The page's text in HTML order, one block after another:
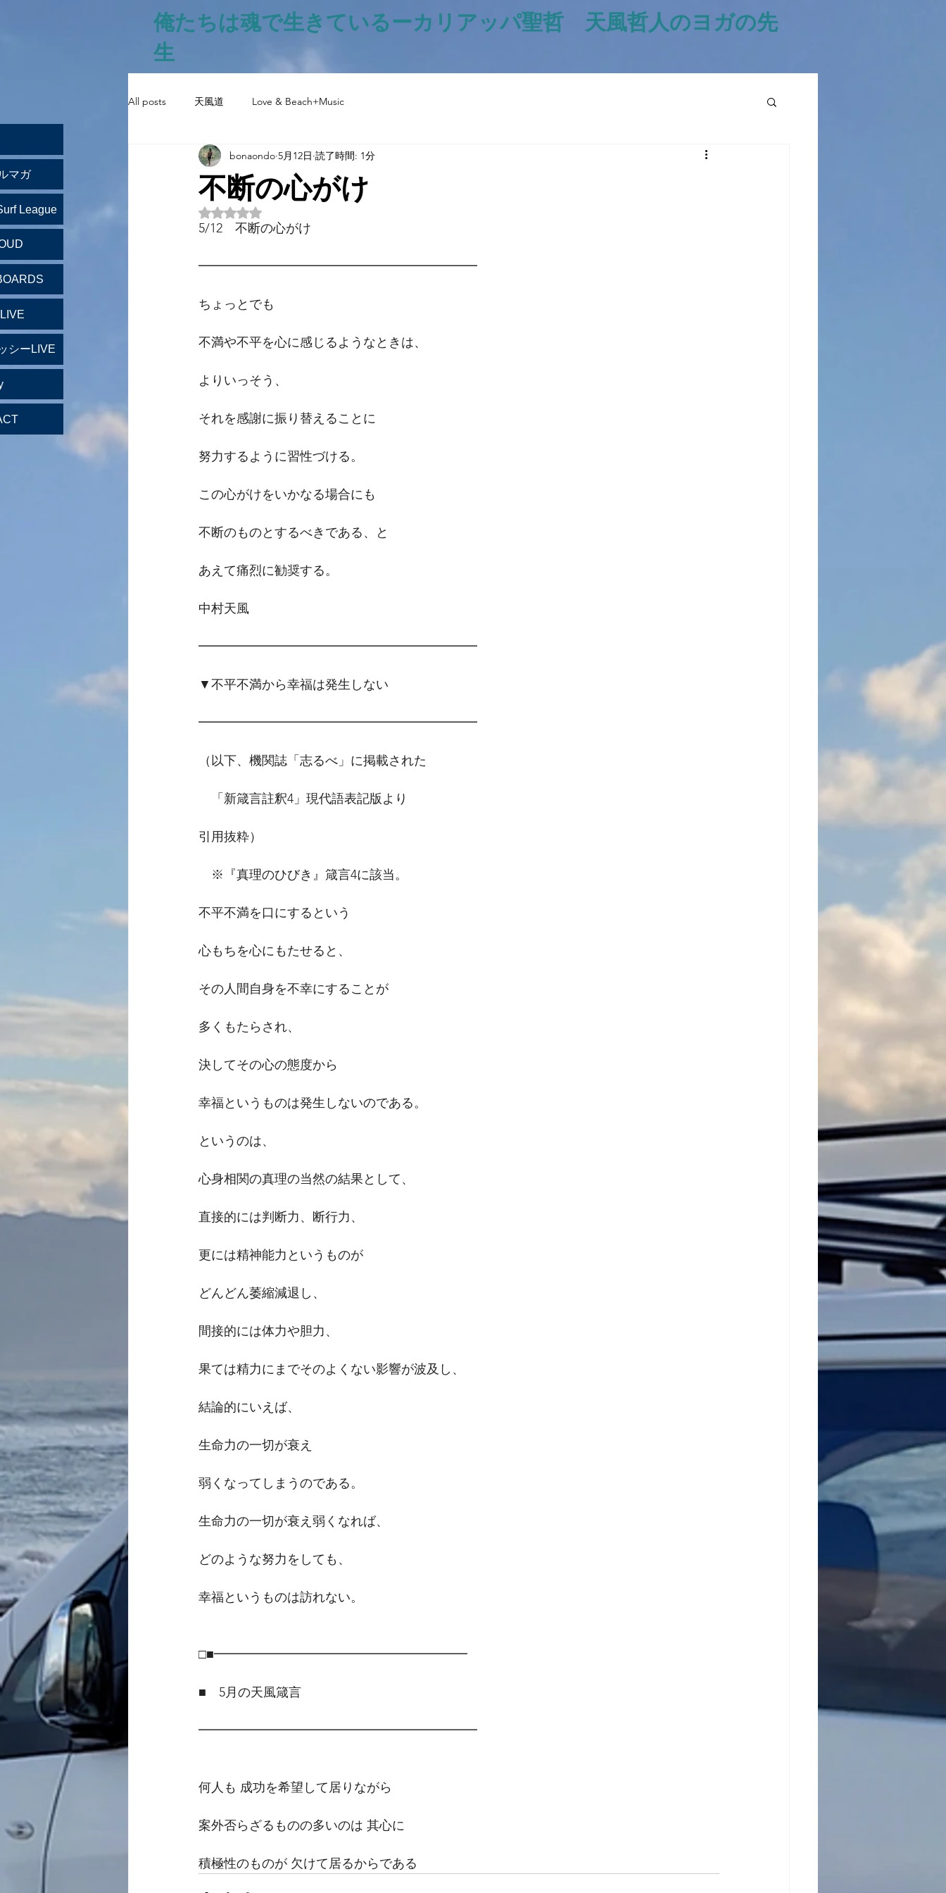
俺たちは魂で生きているー​カリアッパ聖哲 天風哲人のヨガの先
生
All posts 天風道 Love & Beach+Music
不断の心がけ
bonaondo 5月12日 読了時間: 1分
5つ星のうちNaNと評価されています。
5/12　不断の心がけ
━━━━━━━━━━━━━━━━━━━━━━
ちょっとでも
不満や不平を心に感じるようなときは、
よりいっそう、
それを感謝に振り替えることに
努力するように習性づける。
この心がけをいかなる場合にも
不断のものとするべきである、と
あえて痛烈に勧奨する。
中村天風
━━━━━━━━━━━━━━━━━━━━━━
▼不平不満から幸福は発生しない
━━━━━━━━━━━━━━━━━━━━━━
（以下、機関誌「志るべ」に掲載された
「新箴言註釈4」現代語表記版より
引用抜粋）
※『真理のひびき』箴言4に該当。
不平不満を口にするという
心もちを心にもたせると、
その人間自身を不幸にすることが
多くもたらされ、
決してその心の態度から
幸福というものは発生しないのである。
というのは、
心身相関の真理の当然の結果として、
直接的には判断力、断行力、
更には精神能力というものが
どんどん萎縮減退し、
間接的には体力や胆力、
果ては精力にまでそのよくない影響が波及し、
結論的にいえば、
生命力の一切が衰え
弱くなってしまうのである。
生命力の一切が衰え弱くなれば、
どのような努力をしても、
幸福というものは訪れない。
□■━━━━━━━━━━━━━━━━━━━━
■　5月の天風箴言
━━━━━━━━━━━━━━━━━━━━━━
何人も 成功を希望して居りながら
案外否らざるものの多いのは 其心に
積極性のものが 欠けて居るからである
マガ
League
シーLIVE